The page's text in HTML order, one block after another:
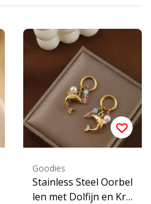
Goodies
Stainless Steel Oorbel
len met Dolfijn en Kra